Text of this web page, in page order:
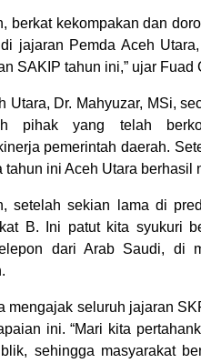
berkat kekompakan dan
jajaran Pemda Aceh
SAKIP tahun ini,” ujar Fuad
Utara, Dr. Mahyuzar, MSi,
pihak yang telah
pemerintah daerah.
tahun ini Aceh Utara berhasil
setelah sekian lama di
B. Ini patut kita syukuri
dari Arab Saudi, di
mengajak seluruh jajaran
ini. “Mari kita
sehingga masyarakat